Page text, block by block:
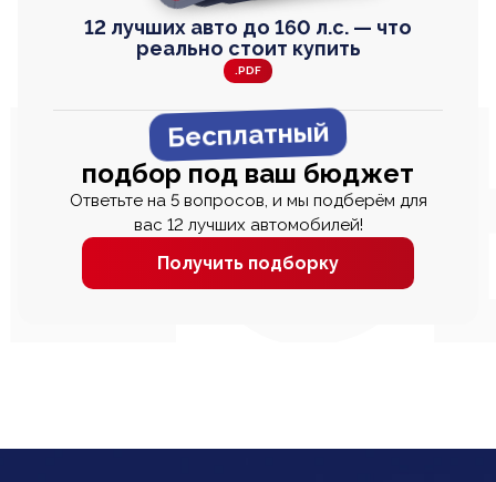
12 лучших авто до 160 л.с. — что
реально стоит купить
.PDF
Бесплатный
подбор под ваш бюджет
Ответьте на 5 вопросов, и мы подберём для
вас 12 лучших автомобилей!
Получить подборку